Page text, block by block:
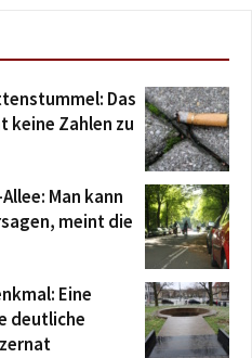
Das
keine Zahlen zu
Man kann
meint die
Eine
deutliche